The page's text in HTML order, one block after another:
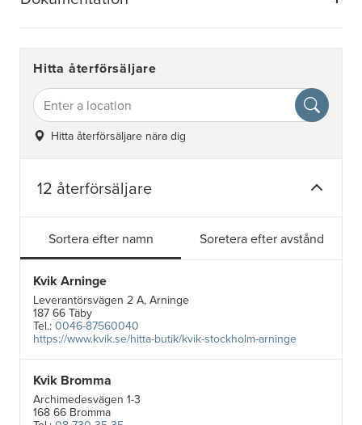
Hitta återförsäljare
Hitta återförsäljare nära dig
12 återförsäljare
Sortera efter namn Soretera efter avstånd
Kvik Arninge
Leverantörsvägen 2 A, Arninge
187 66 Täby
Tel.:0046-87560040
https://www.kvik.se/hitta-butik/kvik-stockholm-arninge
Kvik Bromma
Archimedesvägen 1-3
168 66 Bromma